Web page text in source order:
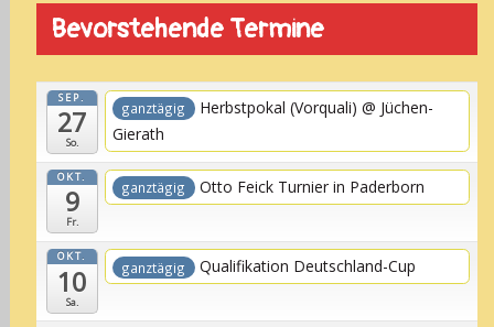
Bevorstehende Termine
SEP.
27
So.
ganztägig Herbstpokal (Vorquali) @ Jüchen-
Gierath
OKT.
9
Fr.
ganztägig Otto Feick Turnier in Paderborn
OKT.
10
Sa.
ganztägig Qualifikation Deutschland-Cup